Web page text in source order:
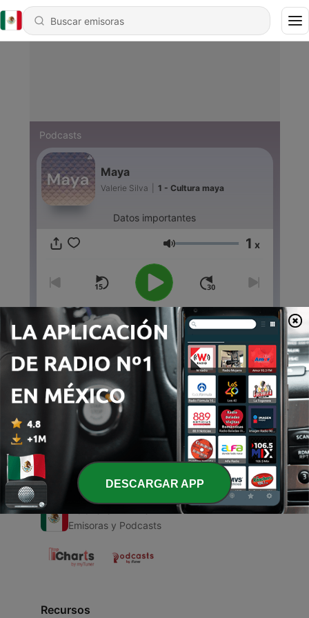
Podcasts
Maya
Valerie Silva 1 - Cultura maya
Datos importantes
Volumen 1 x
00:00 00:00
Episodios
1 - Cultura maya
30 abr. 2021
Emisoras y Podcasts
Recursos
DESCARGAR APP